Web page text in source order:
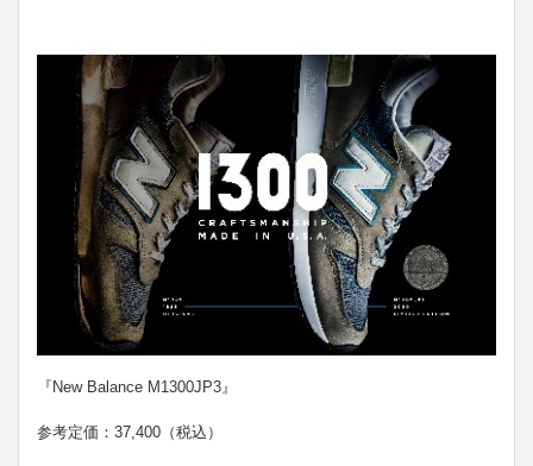
『New Balance M1300JP3』
参考定価：37,400（税込）